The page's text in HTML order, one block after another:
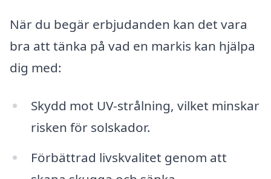
När du begär erbjudanden kan det vara
bra att tänka på vad en markis kan hjälpa
dig med:
Skydd mot UV-strålning, vilket minskar
risken för solskador.
Förbättrad livskvalitet genom att